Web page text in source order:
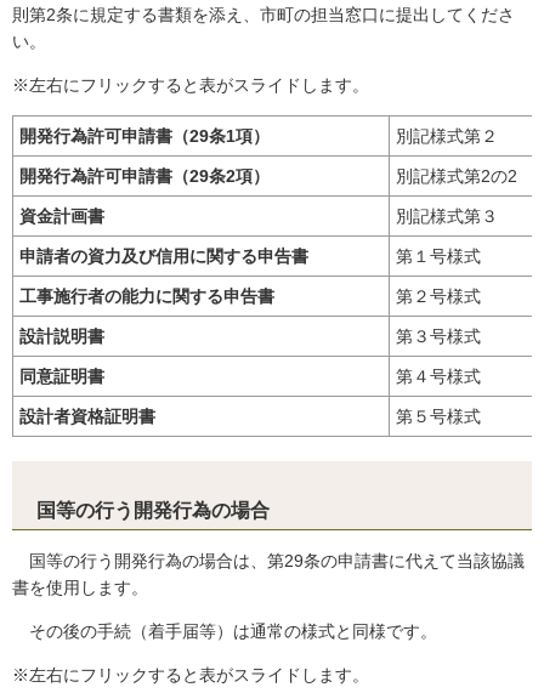
則第2条に規定する書類を添え、市町の担当窓口に提出してくださ
い。
※左右にフリックすると表がスライドします。
開発行為許可申請書（29条1項） 別記様式第２
開発行為許可申請書（29条2項） 別記様式第2の2
資金計画書 別記様式第３
申請者の資力及び信用に関する申告書 第１号様式
工事施行者の能力に関する申告書 第２号様式
設計説明書 第３号様式
同意証明書 第４号様式
設計者資格証明書 第５号様式
国等の行う開発行為の場合
国等の行う開発行為の場合は、第29条の申請書に代えて当該協議
書を使用します。
その後の手続（着手届等）は通常の様式と同様です。
※左右にフリックすると表がスライドします。